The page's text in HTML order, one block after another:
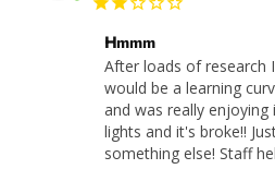
Hmmm
After loads of research
would be a learning
and was really enjoying
lights and it's broke!!
something else! Staff